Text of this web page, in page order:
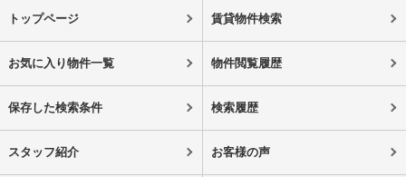
トップページ 賃貸物件検索
お気に入り物件一覧 物件閲覧履歴
保存した検索条件 検索履歴
スタッフ紹介 お客様の声